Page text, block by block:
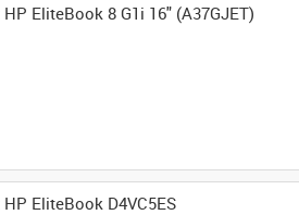
EliteBook 8 G1i 16" (A37GJET)
EliteBook D4VC5ES